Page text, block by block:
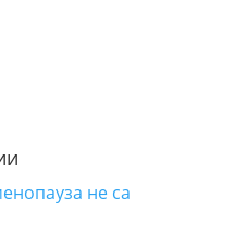
не са